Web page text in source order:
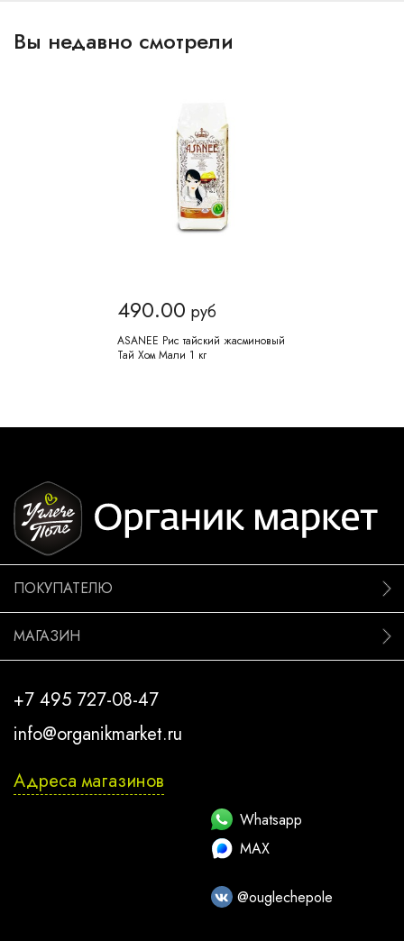
Вы недавно смотрели
490.00 руб
ASANEE Рис тайский жасминовый
Тай Хом Мали 1 кг
ПОКУПАТЕЛЮ
МАГАЗИН
+7 495 727-08-47
info@organikmarket.ru
Адреса магазинов
Whatsapp
MAX
@ouglechepole